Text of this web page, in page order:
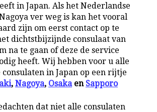
in Japan. Als het Nederlandse
ver weg is kan het vooral
zijn om eerst contact op te
dichtstbijzijnde consulaat van
na te gaan of deze de service
heeft. Wij hebben voor u alle
in Japan op een rijtje
,Nagoya, Osakaen Sapporo
dat niet alle consulaten